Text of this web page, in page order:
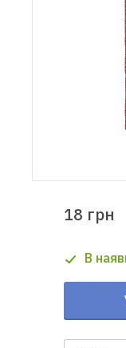
Ремонт
швейної
Корисні
18 грн
В